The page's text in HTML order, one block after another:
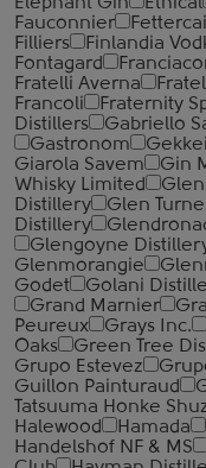
Fauconnier
Filliers
Finlandia
Fontagard
Fratelli Averna
‎Francoli
Fraternity
Distillers
Gabriello
Gastronom
Giarola Savem
Gin
Whisky Limited
Distillery
Glen
Distillery
Glengoyne
Glenmorangie
Godet
Golani
Grand Marnier
Peureux
Grays Inc.
Oaks
Green Tree
Grupo Estevez
Guillon Painturaud
Tatsuuma Honke
Halewood
Hamada
Handelshof NF & MS